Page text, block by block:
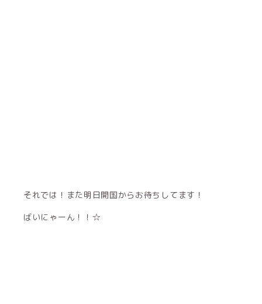
それでは！また明日開国からお待ちしてます！
ばいにゃーん！！☆